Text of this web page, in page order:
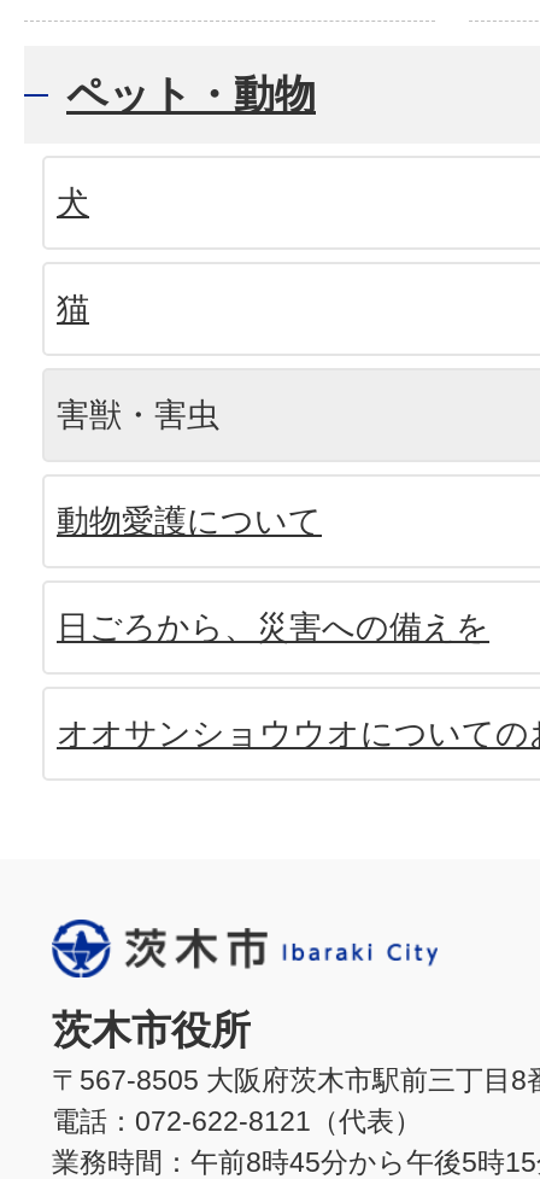
ペット・動物
犬
猫
害獣・害虫
動物愛護について
日ごろから、災害への備えを
オオサンショウウオについての
茨木市役所
〒567-8505 大阪府茨木市駅前三丁目8
電話：072-622-8121（代表）
業務時間：午前8時45分から午後5時